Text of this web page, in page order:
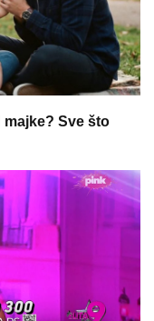
majke? Sve što